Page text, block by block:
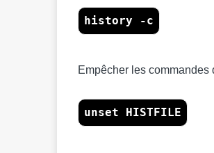
history -c
Empêcher les commandes
unset HISTFILE